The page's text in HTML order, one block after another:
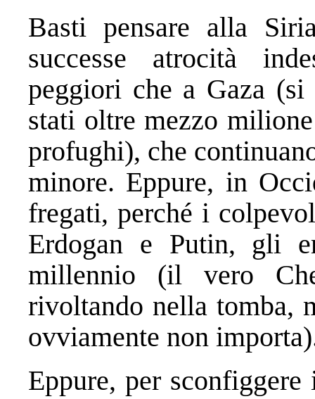
Basti pensare alla
successe atrocità
peggiori che a Gaza
stati oltre mezzo
profughi), che
minore. Eppure, in
fregati, perché i
Erdogan e Putin, gli
millennio (il vero
rivoltando nella tomba,
ovviamente non
Eppure, per